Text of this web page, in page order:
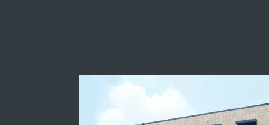
Zonder carport